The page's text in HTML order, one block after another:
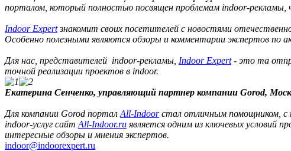
порталом, который полностью посвящен проблемам indoor-
Indoor Expertзнакомит своих посетителей с новостями
Особенно полезными являются обзоры и комментарии экспертов
Для нас, представителей indoor-рекламы, Indoor Expert- это та
точной реализации проектов в indoor.
Екатерина Сенченко, управляющий партнер компании Gorod,
Для компании Gorod портал All-Indoorстал отличным помощником, с
indoor-услуг сайт All-Indoor.ru является одним из ключевых условий
интересные обзоры и мнения экспертов.
indoor@indoorexpert.ru